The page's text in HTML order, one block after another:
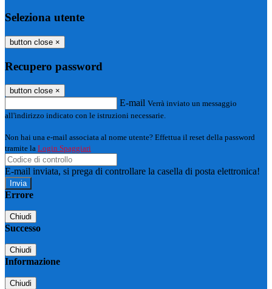
Seleziona utente
button close ×
Recupero password
button close ×
E-mail Verrà inviato un messaggio
all'indirizzo indicato con le istruzioni necessarie.
Non hai una e-mail associata al nome utente? Effettua il reset della password
tramite la Login Spaggiari
E-mail inviata, si prega di controllare la casella di posta elettronica!
Errore
Chiudi
Successo
Chiudi
Informazione
Chiudi